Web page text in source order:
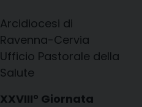
Arcidiocesi di
Ravenna-Cervia
Ufficio Pastorale della
Salute
XXVIII° Giornata